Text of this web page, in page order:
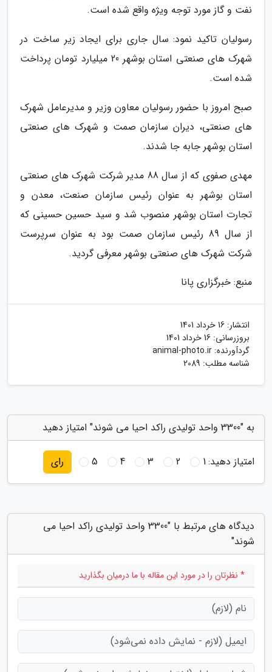
نفت و گاز مورد توجه ویژه واقع شده است.
رسولیان تاکید نمود: سال جاری برای ایجاد زیر ساخت در
شهرک های صنعتی استان بوشهر 20 میلیارد تومان پرداخت
شده است.
صبح امروز با حضور رسولیان معاون وزیر و مدیرعامل شهرک
های صنعتی، دیران سازمان صمت و شهرک های صنعتی
استان بوشهر جابه جا شدند.
مهدی صفوی که از سال 88 مدیر شرکت شهرک های صنعتی
استان بوشهر به عنوان رئیس سازمان صنعت، معدن و
تجارت استان بوشهر منصوب شد و سید حسین حسینی که
از سال 89 رئیس سازمان صمت بود به عنوان سرپرست
شرکت شهرک های صنعتی بوشهر معرفی گردید.
منبع: خبرگزاری پانا
انتشار: 16 خرداد 1401
بروزرسانی: 16 خرداد 1401
گردآورنده: animal-photo.ir
شناسه مطلب: 2089
به "3300 واحد تولیدی راکد احیا می شوند" امتیاز دهید
امتیاز دهید:1
2
3
4
5 رای
دیدگاه های مرتبط با "3300 واحد تولیدی راکد احیا می
شوند"
* نظرتان را در مورد این مقاله با ما درمیان بگذارید